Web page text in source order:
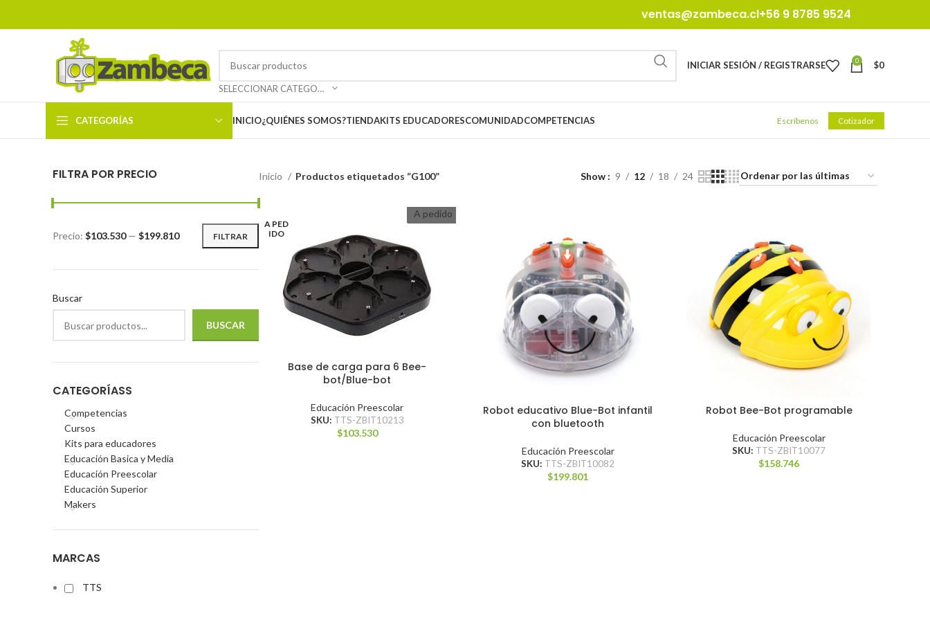
ventas@zambeca.cl+56 9 8785 9524
SELECCIONAR CATEGORÍA
INICIAR SESIÓN / REGISTRARSE 0 $0
CATEGORÍAS INICIO¿QUIÉNES SOMOS?TIENDAKITS EDUCADORESCOMUNIDADCOMPETENCIAS Escríbenos Cotizador
FILTRA POR PRECIO
FILTRAR
Precio: $103.530— $199.810
Buscar
BUSCAR
CATEGORÍASS
Competencias
Cursos
Kits para educadores
Educación Basica y Media
Educación Preescolar
Educación Superior
Makers
MARCAS
TTS
Inicio Productos etiquetados “G100” Show 9 12 18 24
A PED
IDO
A pedido
Base de carga para 6 Bee-
bot/Blue-bot
Educación Preescolar
SKU: TTS-ZBIT10213
$103.530
Robot educativo Blue-Bot infantil
con bluetooth
Educación Preescolar
SKU: TTS-ZBIT10082
$199.801
Robot Bee-Bot programable
Educación Preescolar
SKU: TTS-ZBIT10077
$158.746